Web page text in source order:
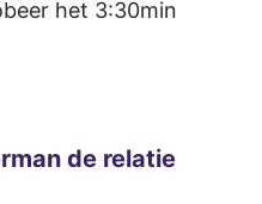
het 3:30min
de relatie